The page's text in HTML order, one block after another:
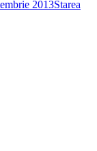
2013Starea